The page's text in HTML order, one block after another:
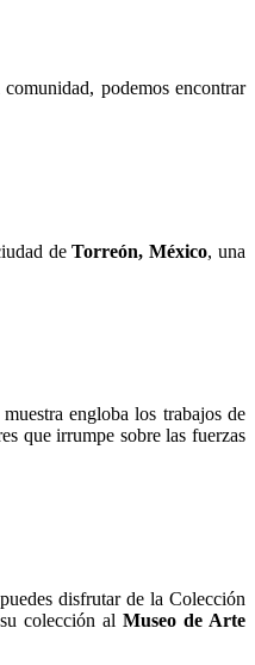
podemos encontrar
deTorreón, México, una
engloba los trabajos de
que irrumpe sobre las fuerzas
disfrutar de la Colección
colección al Museo de Arte